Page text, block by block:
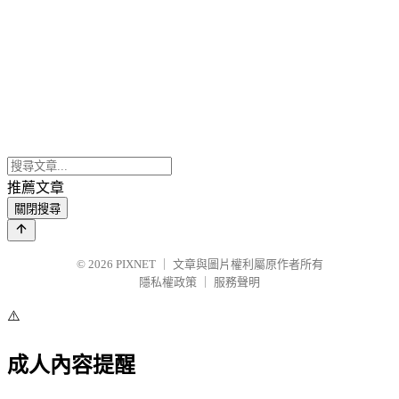
推薦文章
關閉搜尋
© 2026 PIXNET
文章與圖片權利屬原作者所有
隱私權政策
服務聲明
⚠️
成人內容提醒